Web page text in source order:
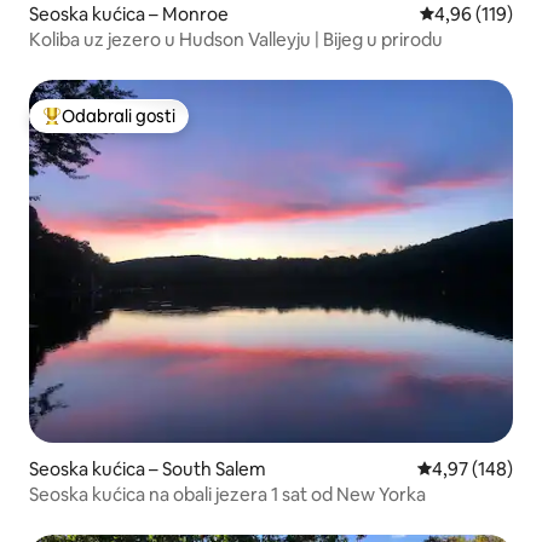
Seoska kućica – Monroe Prosječna
4,96 (119)
Koliba uz jezero u Hudson Valleyju | Bijeg u prirodu
Među najviše rangiranima s oznakom „Odabrali gosti”
Odabrali gosti
Seoska kućica – South Salem Prosječna
4,97 (148)
Seoska kućica na obali jezera 1 sat od New Yorka